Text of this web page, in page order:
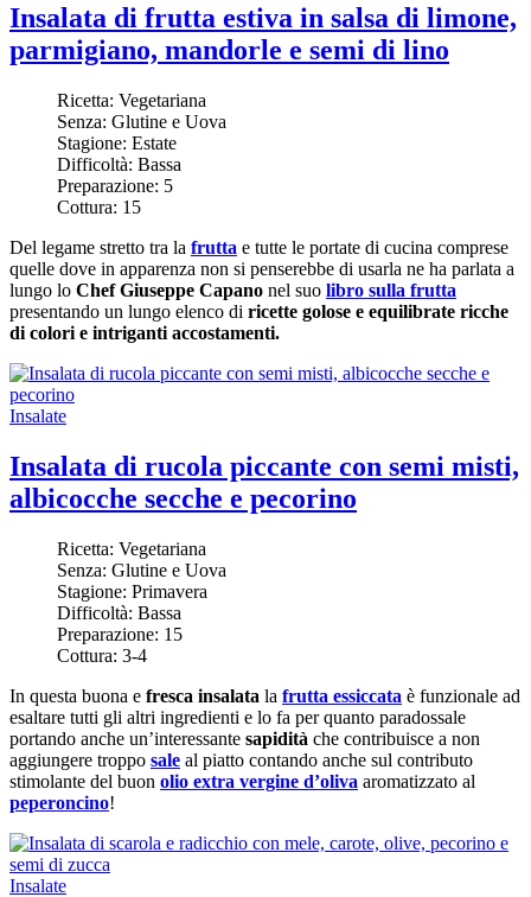
Insalata di frutta estiva in salsa di limone,
parmigiano, mandorle e semi di lino
Ricetta: Vegetariana
Senza: Glutine e Uova
Stagione: Estate
Difficoltà: Bassa
Preparazione: 5
Cottura: 15
Del legame stretto tra la frutta e tutte le portate di cucina comprese
quelle dove in apparenza non si penserebbe di usarla ne ha parlata a
lungo lo Chef Giuseppe Capano nel suo libro sulla frutta
presentando un lungo elenco di ricette golose e equilibrate ricche
di colori e intriganti accostamenti.
Insalate
Insalata di rucola piccante con semi misti,
albicocche secche e pecorino
Ricetta: Vegetariana
Senza: Glutine e Uova
Stagione: Primavera
Difficoltà: Bassa
Preparazione: 15
Cottura: 3-4
In questa buona e fresca insalata la frutta essiccata è funzionale ad
esaltare tutti gli altri ingredienti e lo fa per quanto paradossale
portando anche un’interessante sapidità che contribuisce a non
aggiungere troppo sale al piatto contando anche sul contributo
stimolante del buon olio extra vergine d’oliva aromatizzato al
peperoncino!
Insalate